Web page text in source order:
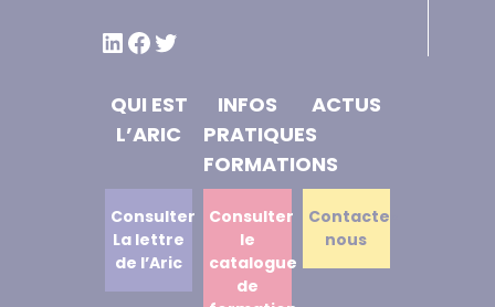
LINKEDIN
FACEBOOK
TWITTER
QUI EST
L’ARIC
INFOS
PRATIQUES
FORMATIONS
ACTUS
Consulter
La lettre
de l’Aric
Consulter
le
catalogue
de
Contactez
nous